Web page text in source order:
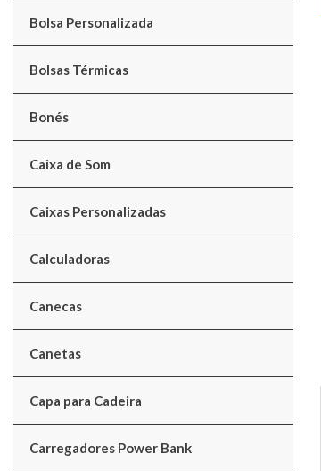
Bolsa Personalizada
Bolsas Térmicas
Bonés
Caixa de Som
Caixas Personalizadas
Calculadoras
Canecas
Canetas
Capa para Cadeira
Carregadores Power Bank